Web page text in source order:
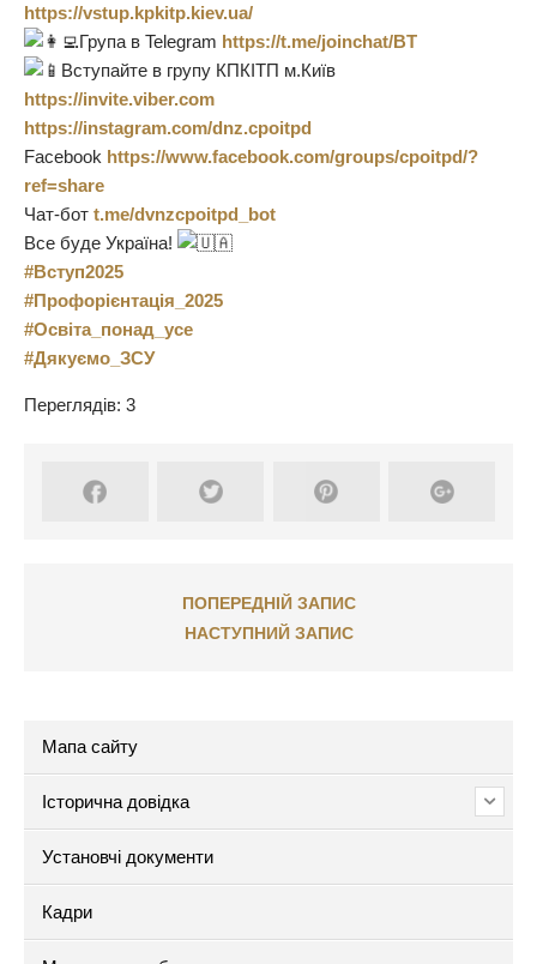
https://vstup.kpkitp.kiev.ua/
Група в Telegram https://t.me/joinchat/BT
Вступайте в групу КПКІТП м.Київ
https://invite.viber.com
https://instagram.com/dnz.cpoitpd
Facebook https://www.facebook.com/groups/cpoitpd/?
ref=share
Чат-бот t.me/dvnzcpoitpd_bot
Все буде Україна!
#Вступ2025
#Профорієнтація_2025
#Освіта_понад_усе
#Дякуємо_ЗСУ
Переглядів: 3
ПОПЕРЕДНІЙ ЗАПИС
НАСТУПНИЙ ЗАПИС
Мапа сайту
Історична довідка
Установчі документи
Кадри